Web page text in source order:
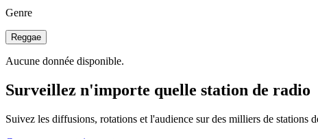
Genre
Reggae
Aucune donnée disponible.
Surveillez n'importe quelle station de radio
Suivez les diffusions, rotations et l'audience sur des milliers de stations